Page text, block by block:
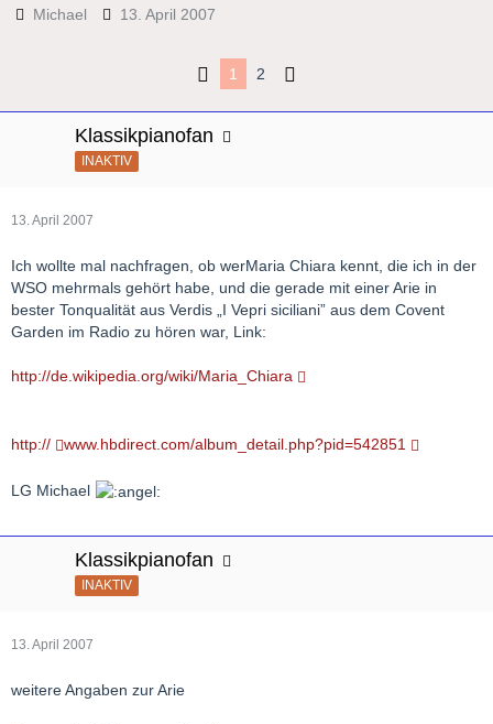
Michael 13. April 2007
1 2
Klassikpianofan
INAKTIV
13. April 2007
Ich wollte mal nachfragen, ob werMaria Chiara kennt, die ich in der
WSO mehrmals gehört habe, und die gerade mit einer Arie in
bester Tonqualität aus Verdis „I Vepri siciliani” aus dem Covent
Garden im Radio zu hören war, Link:
http://de.wikipedia.org/wiki/Maria_Chiara
http:// www.hbdirect.com/album_detail.php?pid=542851
LG Michael
Klassikpianofan
INAKTIV
13. April 2007
weitere Angaben zur Arie